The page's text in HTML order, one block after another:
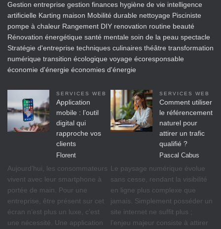
Gestion entreprise gestion finances hygiène de vie intelligence
artificielle Karting maison Mobilité durable nettoyage Pisciniste
pompe à chaleur Rangement DIY renovation routine beauté
Rénovation énergétique santé mentale soin de la peau spectacle
Stratégie d'entreprise techniques culinaires théâtre transformation
numérique transition écologique voyage écoresponsable
économie d'énergie économies d'énergie
SERVICES WEB
Application
mobile : l’outil
digital qui
rapproche vos
clients
Florent
Aujourd’hui, les consommateurs
vivent avec leur smartphone à
portée de main. Pour une
entreprise, être présent sur cet
écran n’est plus un luxe, c’est
une nécessité. Une application
SERVICES WEB
Comment utiliser
le référencement
naturel pour
attirer un trafic
qualifié ?
Pascal Cabus
Le paysage numérique évolue
sans cesse, rendant la visibilité
en ligne plus complexe que
jamais. Simplement posséder un
site internet ne suffit plus ;
l’enjeu majeur consiste à attirer